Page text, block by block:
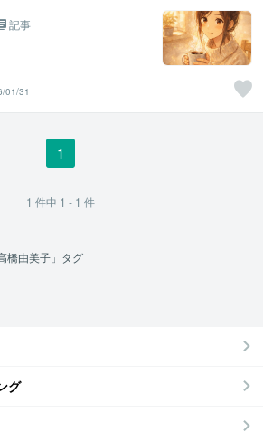
記事
01/31
1
1 件中 1 - 1 件
橋由美子」タグ
グ